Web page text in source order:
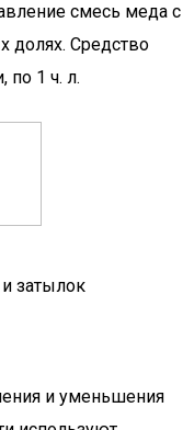
смесь меда с
долях. Средство
по 1 ч. л.
затылок
и уменьшения